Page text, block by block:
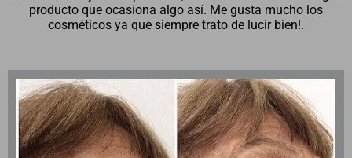
producto que ocasiona algo así. Me gusta mucho los
cosméticos ya que siempre trato de lucir bien!.